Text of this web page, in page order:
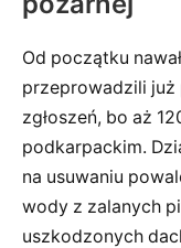
Od początku
przeprowadzili już
zgłoszeń, bo aż
podkarpackim.
na usuwaniu
wody z zalanych
uszkodzonych